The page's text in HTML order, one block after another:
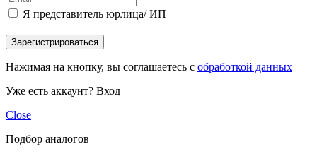
Я представитель юрлица/ ИП
Зарегистрироваться
Нажимая на кнопку, вы соглашаетесь с обработкой данных
Уже есть аккаунт? Вход
Close
Подбор аналогов